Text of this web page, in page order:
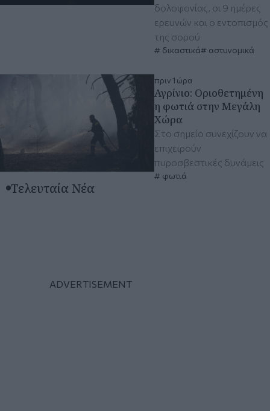
δολοφονίας, οι 9 ημέρες
ερευνών και ο εντοπισμός
της σορού
δικαστικά αστυνομικά
πριν 1 ώρα
Αγρίνιο: Οριοθετημένη
η φωτιά στην Μεγάλη
Χώρα
Στο σημείο συνεχίζουν να
επιχειρούν
πυροσβεστικές δυνάμεις
φωτιά
Τελευταία Νέα